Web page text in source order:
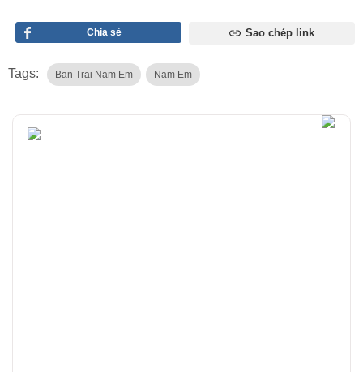
Chia sẻ Sao chép link
Tags: Bạn Trai Nam Em Nam Em